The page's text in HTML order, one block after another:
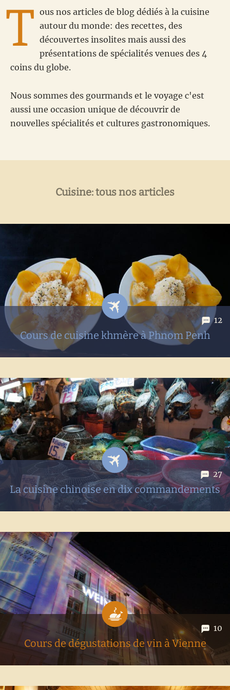
T ous nos articles de blog dédiés à la cuisine
autour du monde: des recettes, des
découvertes insolites mais aussi des
présentations de spécialités venues des 4
coins du globe.
Nous sommes des gourmands et le voyage c'est
aussi une occasion unique de découvrir de
nouvelles spécialités et cultures gastronomiques.
Cuisine: tous nos articles
12
Cours de cuisine khmère à Phnom Penh
semaines, et après les temples d'Angkor nous sommes
partis en direction de la capitale: Phnom Penh. Là-bas nous
avons fait une activité qui sortait un peu de l'ordinaire:
Nous avons...
27
La cuisine chinoise en dix commandements
aussi par la découverte de sa cuisine. Alors quand le pays se
nomme la Chine, avec son histoire et sa culure tellement
riche, cela devient vraiment intéressant. On vous...
10
Cours de dégustations de vin à Vienne